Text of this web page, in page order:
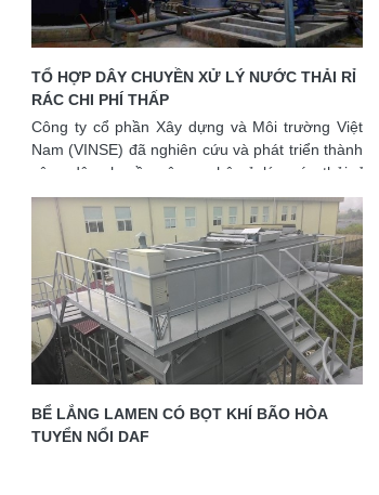
TỔ HỢP DÂY CHUYỀN XỬ LÝ NƯỚC THẢI RỈ
RÁC CHI PHÍ THẤP
Công ty cổ phần Xây dựng và Môi trường Việt
Nam (VINSE) đã nghiên cứu và phát triển thành
công dây chuyền công nghệ xử lý nước thải rỉ
rác hợp lý, hiệu quả và chi phí vận hành thấp
(<40.000 đồng/m3 )
BỂ LẮNG LAMEN CÓ BỌT KHÍ BÃO HÒA
TUYỂN NỔI DAF